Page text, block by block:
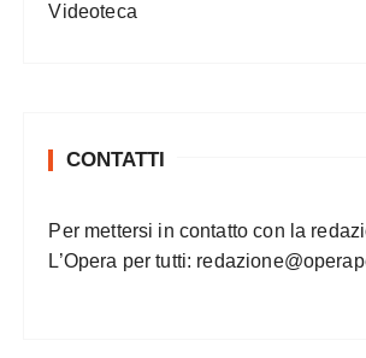
Videoteca
CONTATTI
Per mettersi in contatto con la
L’Opera per tutti: